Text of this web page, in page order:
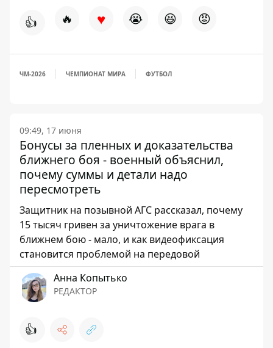
👍 🔥 ♥ 😭 😆 😡
ЧМ-2026 ЧЕМПИОНАТ МИРА ФУТБОЛ
09:49, 17 июня
Бонусы за пленных и доказательства
ближнего боя - военный объяснил,
почему суммы и детали надо
пересмотреть
Защитник на позывной АГС рассказал, почему
15 тысяч гривен за уничтожение врага в
ближнем бою - мало, и как видеофиксация
становится проблемой на передовой
Анна Копытько
РЕДАКТОР
👍